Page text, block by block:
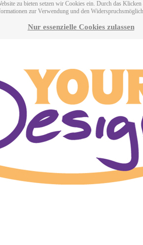
zu bieten setzen wir Cookies ein. Durch das
zur Verwendung und den
Nur essenzielle Cookies zulassen